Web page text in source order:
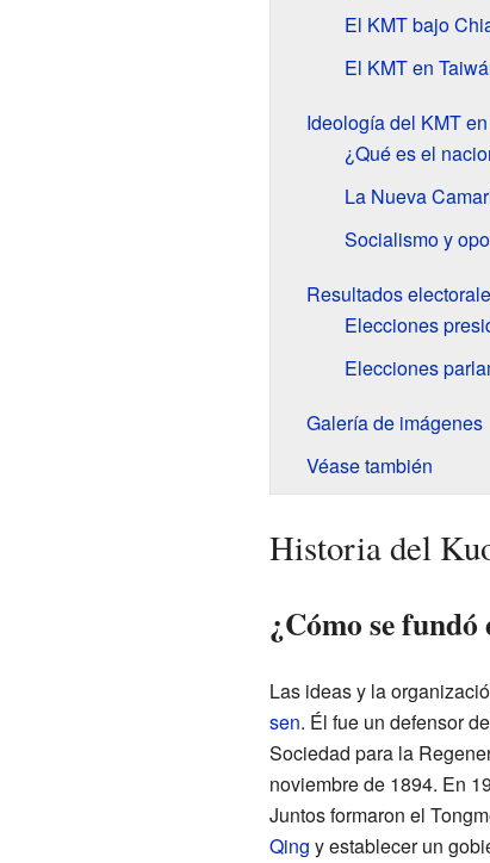
El KMT bajo
El KMT en
Ideología del KMT
¿Qué es el
La Nueva
Socialismo y
Resultados
Elecciones
Elecciones
Galería de imágenes
Véase también
Historia del
¿Cómo se
Las ideas y la
sen. Él fue un defensor
Sociedad para la
noviembre de 1894. En
Juntos formaron el
Qing y establecer un